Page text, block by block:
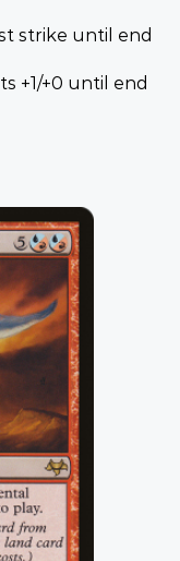
strike until end
+1/+0 until end